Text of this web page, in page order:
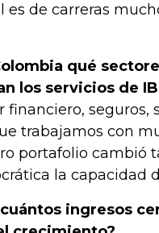
de carreras
qué
los servicios de
financiero, seguros,
trabajamos con
portafolio cambió
la capacidad
ingresos